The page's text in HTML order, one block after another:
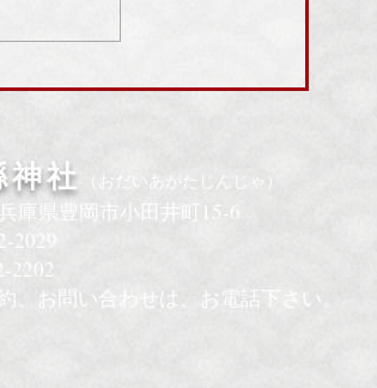
社 （おだいあがたじんじゃ）
庫県豊岡市小田井町15-6
2029
2202
、お問い合わせは 、お電話下さい。